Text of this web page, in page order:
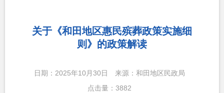
关于《和田地区惠民殡葬政策实施细
则》的政策解读
日期：2025年10月30日
来源：和田地区民政局
点击量： 3882